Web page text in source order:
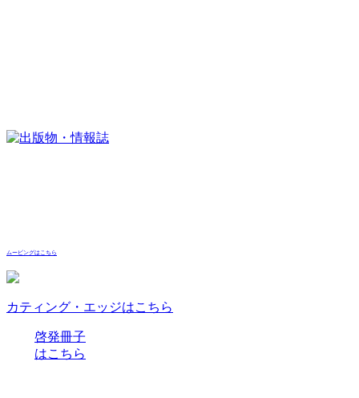
ムービングはこちら
カティング・エッジはこちら
啓発冊子
はこちら